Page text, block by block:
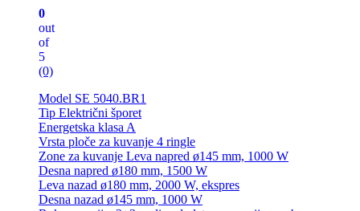
0
out
of
5
(0)
Model SE 5040.BR1
Tip Električni šporet
Energetska klasa A
Vrsta ploče za kuvanje 4 ringle
Zone za kuvanje Leva napred ø145 mm, 1000 W
Desna napred ø180 mm, 1500 W
Leva nazad ø180 mm, 2000 W, ekspres
Desna nazad ø145 mm, 1000 W